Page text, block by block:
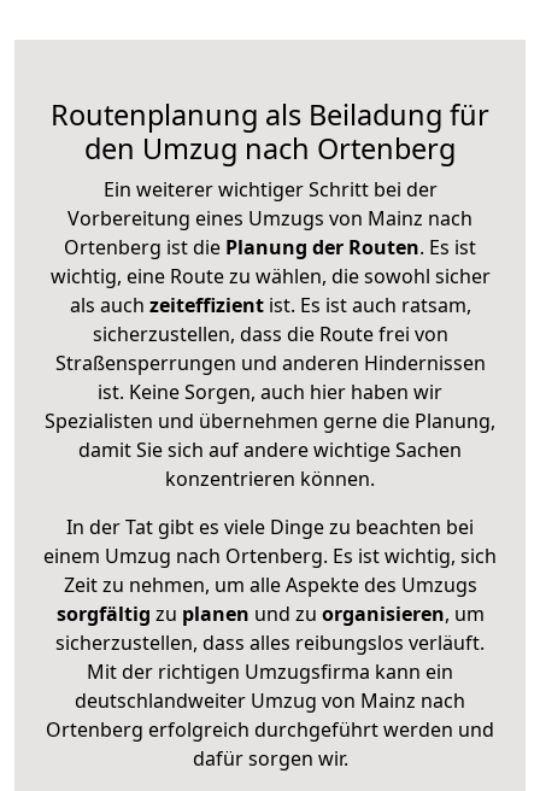
Routenplanung als Beiladung für
den Umzug nach Ortenberg
Ein weiterer wichtiger Schritt bei der
Vorbereitung eines Umzugs von Mainz nach
Ortenberg ist die Planung der Routen. Es ist
wichtig, eine Route zu wählen, die sowohl sicher
als auch zeiteffizientist. Es ist auch ratsam,
sicherzustellen, dass die Route frei von
Straßensperrungen und anderen Hindernissen
ist. Keine Sorgen, auch hier haben wir
Spezialisten und übernehmen gerne die Planung,
damit Sie sich auf andere wichtige Sachen
konzentrieren können.
In der Tat gibt es viele Dinge zu beachten bei
einem Umzug nach Ortenberg. Es ist wichtig, sich
Zeit zu nehmen, um alle Aspekte des Umzugs
sorgfältig zu planen und zu organisieren, um
sicherzustellen, dass alles reibungslos verläuft.
Mit der richtigen Umzugsfirma kann ein
deutschlandweiter Umzug von Mainz nach
Ortenberg erfolgreich durchgeführt werden und
dafür sorgen wir.